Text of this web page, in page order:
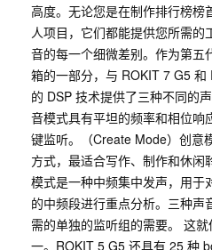
高度。无论您是在制作排行榜榜
人项目，它们都能提供您所需的
音的每一个细微差别。作为第五
箱的一部分，与 ROKIT 7 G5
的 DSP 技术提供了三种不同的
音模式具有平坦的频率和相位响
键监听。（Create Mode）创意
方式，最适合写作、制作和休
模式是一种中频集中发声，用于
的中频段进行重点分析。三种
需的单独的监听组的需要。 这
一。ROKIT 5 G5 还具有 25 种